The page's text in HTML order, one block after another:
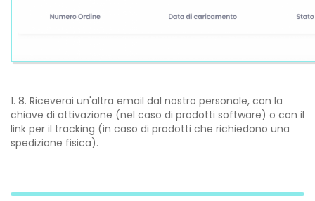
8. Riceverai un'altra email dal nostro personale, con la
chiave di attivazione (nel caso di prodotti software) o con il
link per il tracking (in caso di prodotti che richiedono una
spedizione fisica).